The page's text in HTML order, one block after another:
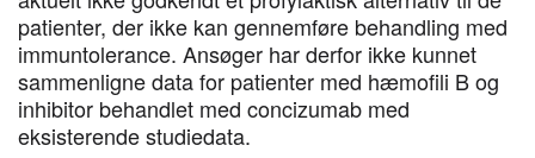
patienter, der ikke kan gennemføre behandling med
immuntolerance. Ansøger har derfor ikke kunnet
sammenligne data for patienter med hæmofili B og
inhibitor behandlet med concizumab med
eksisterende studiedata.